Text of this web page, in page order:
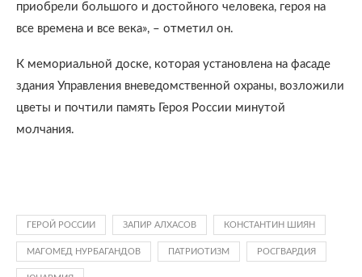
приобрели большого и достойного человека, героя на
все времена и все века», – отметил он.
К мемориальной доске, которая установлена на фасаде
здания Управления вневедомственной охраны, возложили
цветы и почтили память Героя России минутой
молчания.
ГЕРОЙ РОССИИ ЗАПИР АЛХАСОВ КОНСТАНТИН ШИЯН
МАГОМЕД НУРБАГАНДОВ ПАТРИОТИЗМ РОСГВАРДИЯ